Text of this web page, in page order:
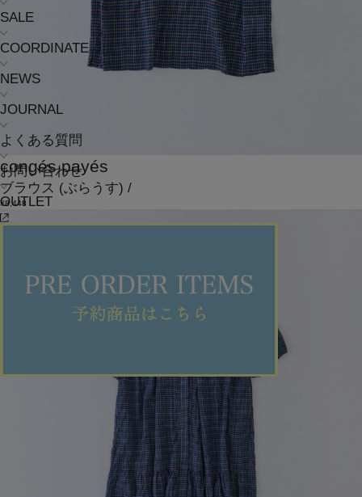
SALE
COORDINATE
NEWS
JOURNAL
よくある質問
お問い合わせ
OUTLET
congés payés
ブラウス (ぶらうす) /
¥8,448